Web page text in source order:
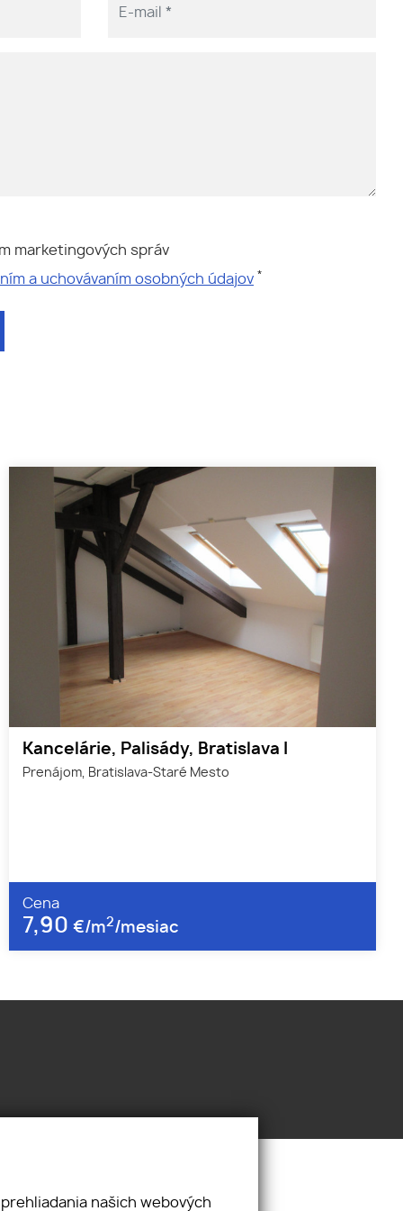
marketingových správ
a uchovávaním osobných údajov *
Kancelárie, Palisády, Bratislava I
Prenájom, Bratislava-Staré Mesto
Cena
7,90 €/m2/mesiac
našich webových